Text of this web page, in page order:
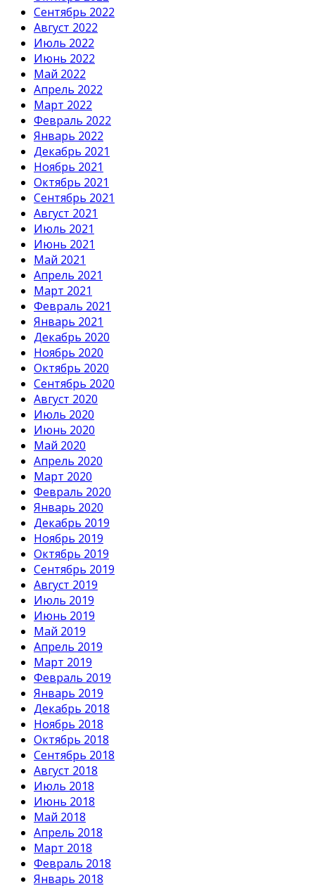
Сентябрь 2022
Август 2022
Июль 2022
Июнь 2022
Май 2022
Апрель 2022
Март 2022
Февраль 2022
Январь 2022
Декабрь 2021
Ноябрь 2021
Октябрь 2021
Сентябрь 2021
Август 2021
Июль 2021
Июнь 2021
Май 2021
Апрель 2021
Март 2021
Февраль 2021
Январь 2021
Декабрь 2020
Ноябрь 2020
Октябрь 2020
Сентябрь 2020
Август 2020
Июль 2020
Июнь 2020
Май 2020
Апрель 2020
Март 2020
Февраль 2020
Январь 2020
Декабрь 2019
Ноябрь 2019
Октябрь 2019
Сентябрь 2019
Август 2019
Июль 2019
Июнь 2019
Май 2019
Апрель 2019
Март 2019
Февраль 2019
Январь 2019
Декабрь 2018
Ноябрь 2018
Октябрь 2018
Сентябрь 2018
Август 2018
Июль 2018
Июнь 2018
Май 2018
Апрель 2018
Март 2018
Февраль 2018
Январь 2018